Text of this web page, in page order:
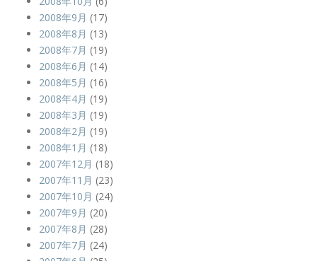
2008年9月 (17)
2008年8月 (13)
2008年7月 (19)
2008年6月 (14)
2008年5月 (16)
2008年4月 (19)
2008年3月 (19)
2008年2月 (19)
2008年1月 (18)
2007年12月 (18)
2007年11月 (23)
2007年10月 (24)
2007年9月 (20)
2007年8月 (28)
2007年7月 (24)